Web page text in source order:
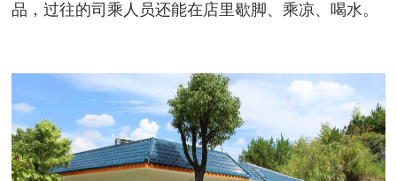
品，过往的司乘人员还能在店里歇脚、乘凉、喝水。